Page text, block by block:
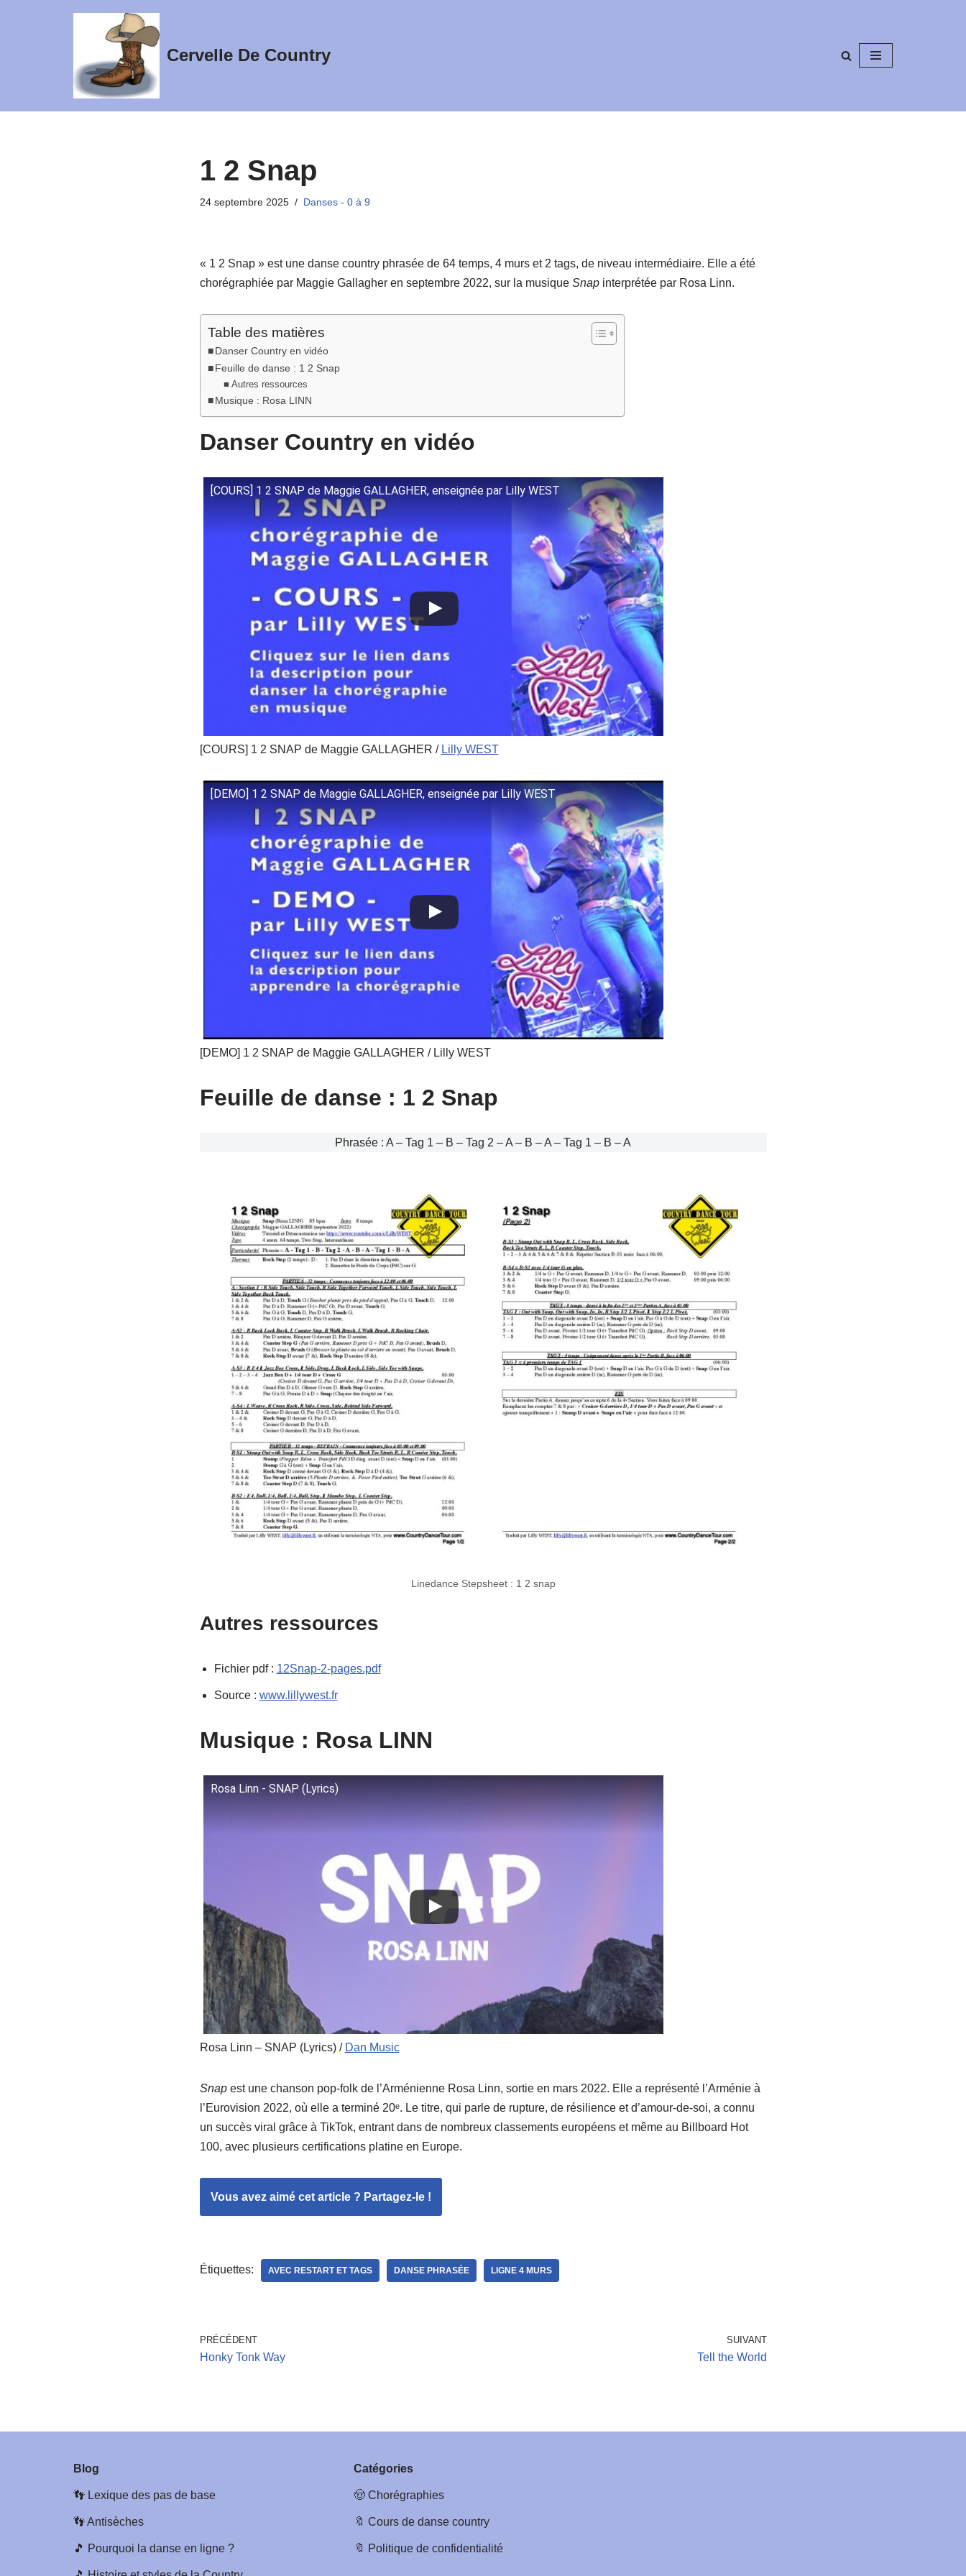
Cervelle De Country
1 2 Snap
24 septembre 2025 Danses - 0 à 9
« 1 2 Snap » est une danse country phrasée de 64 temps, 4 murs et 2 tags, de niveau intermédiaire. Elle a été
chorégraphiée par Maggie Gallagher en septembre 2022, sur la musique Snapinterprétée par Rosa Linn.
Table des matières
Danser Country en vidéo
Feuille de danse : 1 2 Snap
Autres ressources
Musique : Rosa LINN
Danser Country en vidéo
[COURS] 1 2 SNAP de Maggie GALLAGHER, enseignée par Lilly WEST
[COURS] 1 2 SNAP de Maggie GALLAGHER / Lilly WEST
[DEMO] 1 2 SNAP de Maggie GALLAGHER, enseignée par Lilly WEST
[DEMO] 1 2 SNAP de Maggie GALLAGHER / Lilly WEST
Feuille de danse : 1 2 Snap
Phrasée : A – Tag 1 – B – Tag 2 – A – B – A – Tag 1 – B – A
Linedance Stepsheet : 1 2 snap
Autres ressources
Fichier pdf : 12Snap-2-pages.pdf
Source : www.lillywest.fr
Musique : Rosa LINN
Rosa Linn - SNAP (Lyrics)
Rosa Linn – SNAP (Lyrics) / Dan Music
Snapest une chanson pop-folk de l’Arménienne Rosa Linn, sortie en mars 2022. Elle a représenté l’Arménie à
l’Eurovision 2022, où elle a terminé 20ᵉ. Le titre, qui parle de rupture, de résilience et d’amour-de-soi, a connu
un succès viral grâce à TikTok, entrant dans de nombreux classements européens et même au Billboard Hot
100, avec plusieurs certifications platine en Europe.
Vous avez aimé cet article ? Partagez-le !
Étiquettes: AVEC RESTART ET TAGS DANSE PHRASÉE LIGNE 4 MURS
PRÉCÉDENT
Honky Tonk Way
SUIVANT
Tell the World
Blog
👣 Lexique des pas de base
👣Antisèches
🎵 Pourquoi la danse en ligne ?
Catégories
🤠 Chorégraphies
🔖 Cours de danse country
🔖 Politique de confidentialité